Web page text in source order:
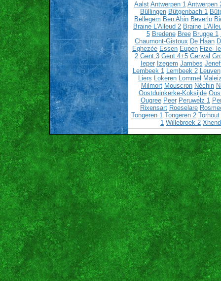
Aalst Antwerpen 1 Antwerpen
Büllingen Bütgenbach 1
Bellegem Ben Ahin Beverlo
Braine L'Alleud 2 Braine
5 Bredene Bree Brugge 1
Chaumont-Gistoux De Haan
Eghezée Essen Eupen Fize-
2 Gent 3 Gent 4+5 Genval
Ieper Izegem Jambes
Lembeek 1 Lembeek 2 Leuven
Liers Lokeren Lommel
Milmort Mouscron Néchin
Oostduinkerke-Koksijde
Ougree Peer Peruwelz 1
Rixensart Roeselare
Tongeren 1 Tongeren 2 Torhout
1 Willebroek 2